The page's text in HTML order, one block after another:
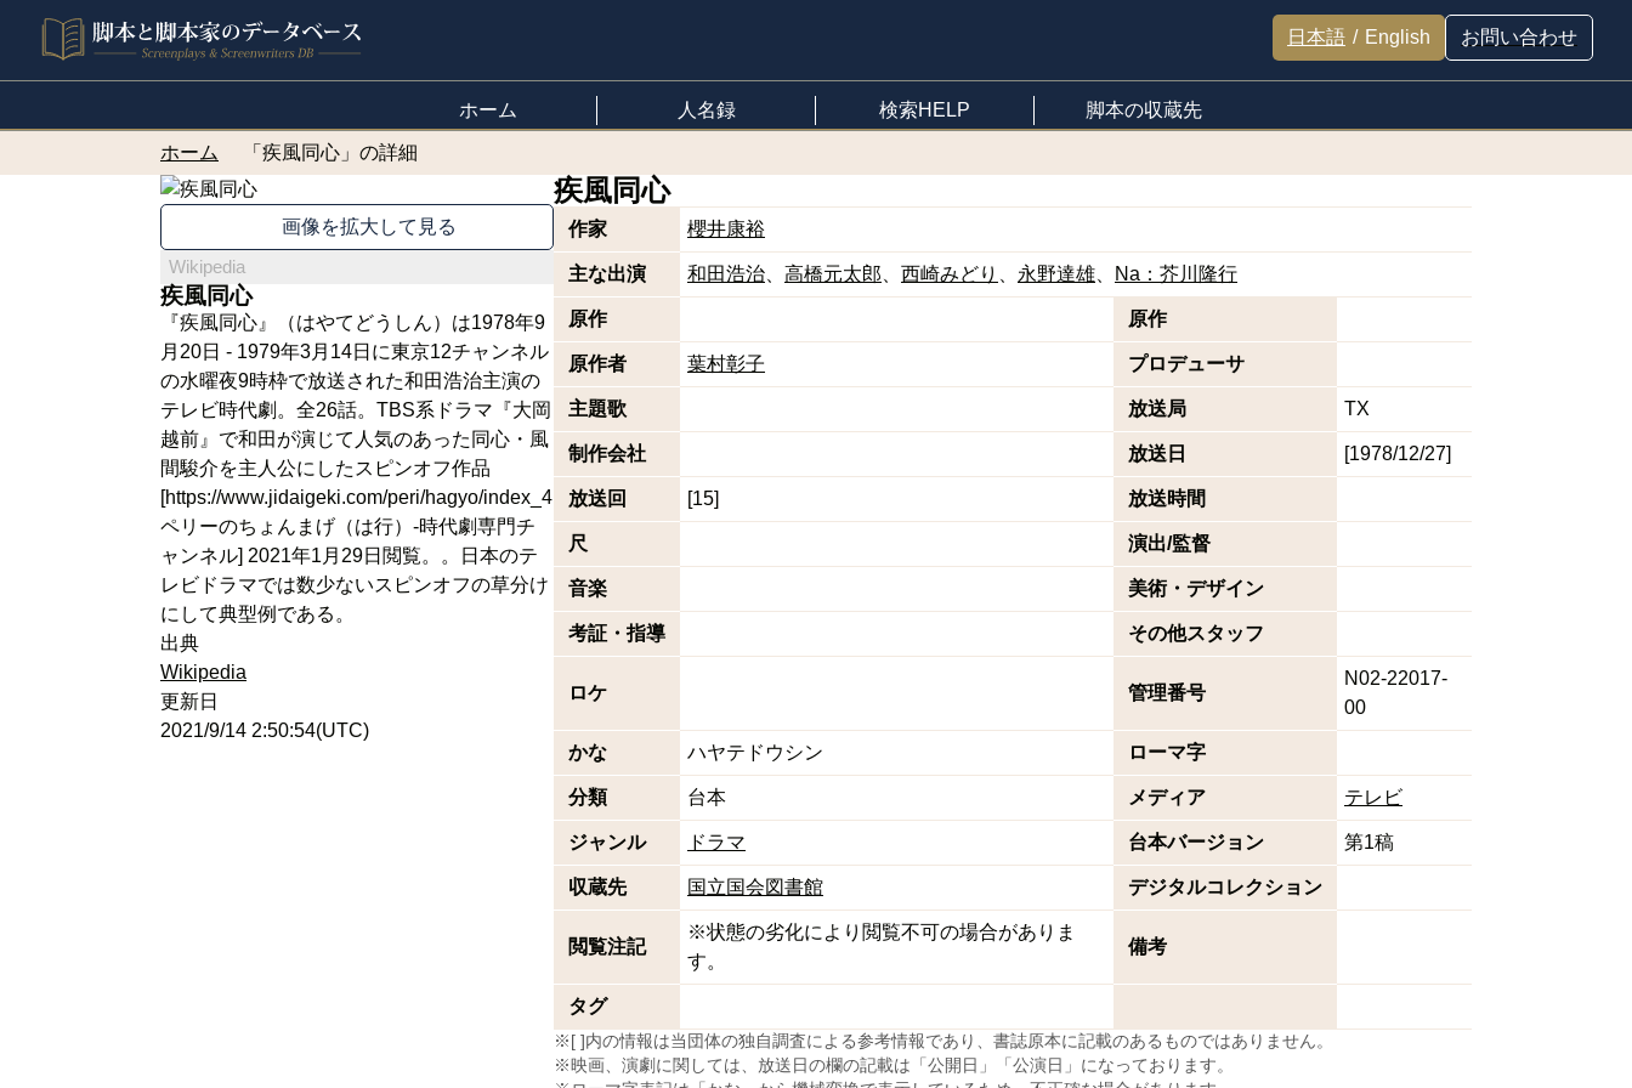
日本語 / English お問い合わせ
ホーム 人名録 検索HELP 脚本の収蔵先
ホーム 「疾風同心」の詳細
画像を拡大して見る
Wikipedia
疾風同心
『疾風同心』（はやてどうしん）は1978年9
月20日 - 1979年3月14日に東京12チャンネル
の水曜夜9時枠で放送された和田浩治主演の
テレビ時代劇。全26話。TBS系ドラマ『大岡
越前』で和田が演じて人気のあった同心・風
間駿介を主人公にしたスピンオフ作品
[https://www.jidaigeki.com/peri/hagyo/index_4.html
ペリーのちょんまげ（は行）-時代劇専門チ
ャンネル] 2021年1月29日閲覧。。日本のテ
レビドラマでは数少ないスピンオフの草分け
にして典型例である。
出典
Wikipedia
更新日
2021/9/14 2:50:54(UTC)
疾風同心
作家 櫻井康裕
主な出演 和田浩治 高橋元太郎 西崎みどり 永野達雄 Na：芥川隆行
原作 原作
原作者 葉村彰子 プロデューサ
主題歌 放送局 TX
制作会社 放送日 [1978/12/27]
放送回 [15] 放送時間
尺 演出/監督
音楽 美術・デザイン
考証・指導 その他スタッフ
ロケ 管理番号
N02-22017-
00
かな ハヤテドウシン ローマ字
分類 台本 メディア テレビ
ジャンル ドラマ 台本バージョン 第1稿
収蔵先 国立国会図書館 デジタルコレクション
閲覧注記
※状態の劣化により閲覧不可の場合がありま
す。
備考
タグ
※[ ]内の情報は当団体の独自調査による参考情報であり、書誌原本に記載のあるものではありません。
※映画、演劇に関しては、放送日の欄の記載は「公開日」「公演日」になっております。